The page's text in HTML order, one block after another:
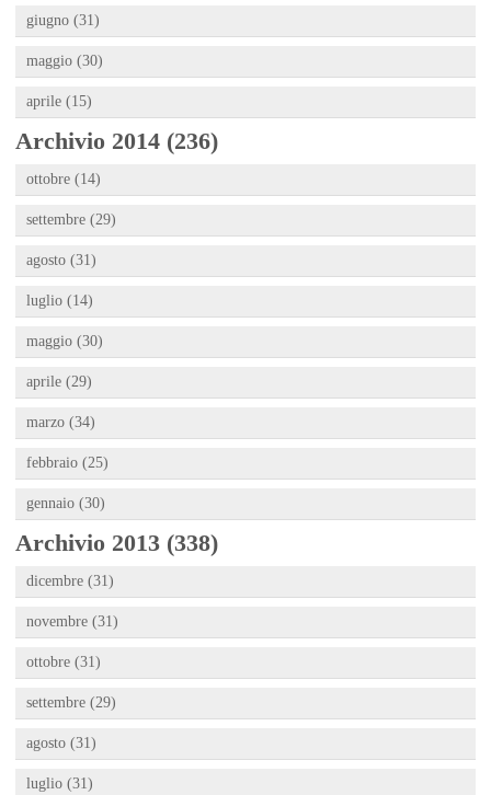
giugno (31)
maggio (30)
aprile (15)
Archivio 2014 (236)
ottobre (14)
settembre (29)
agosto (31)
luglio (14)
maggio (30)
aprile (29)
marzo (34)
febbraio (25)
gennaio (30)
Archivio 2013 (338)
dicembre (31)
novembre (31)
ottobre (31)
settembre (29)
agosto (31)
luglio (31)